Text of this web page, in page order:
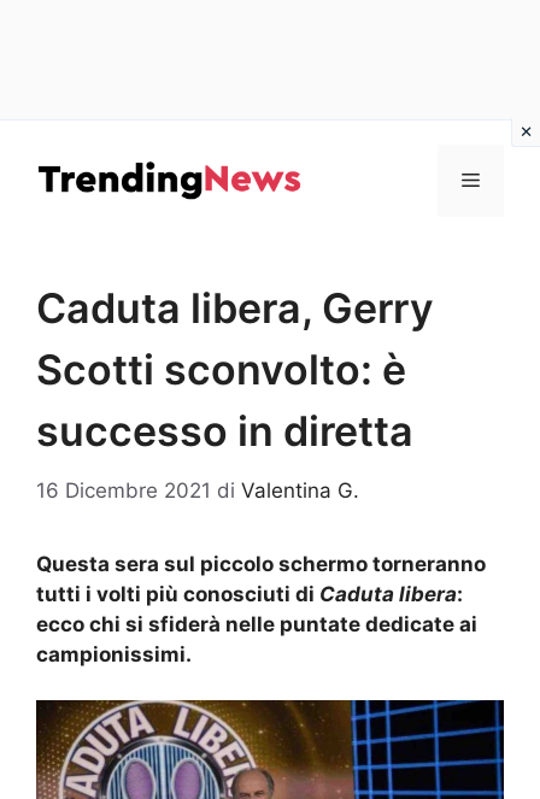
contenuto
Menu
Caduta libera, Gerry
Scotti sconvolto: è
successo in diretta
16 Dicembre 2021 di Valentina G.
Questa sera sul piccolo schermo torneranno
tutti i volti più conosciuti di Caduta libera:
ecco chi si sfiderà nelle puntate dedicate ai
campionissimi.